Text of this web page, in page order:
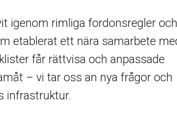
igenom rimliga fordonsregler och
etablerat ett nära samarbete
får rättvisa och anpassade
– vi tar oss an nya frågor och
infrastruktur.